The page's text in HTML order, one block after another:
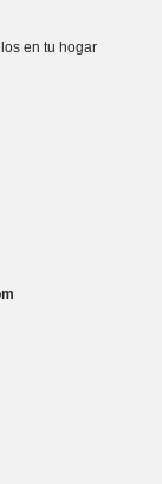
en tu hogar